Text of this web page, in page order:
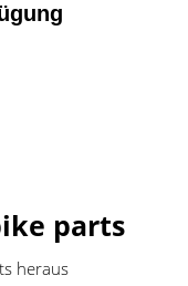
parts
heraus